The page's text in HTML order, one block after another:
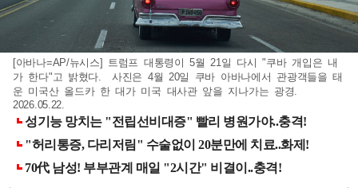
[아바나=AP/뉴시스] 트럼프 대통령이 5월 21일 다시 "쿠바 개입은 내
가 한다"고 밝혔다. 사진은 4월 20일 쿠바 아바나에서 관광객들을 태
운 미국산 올드카 한 대가 미국 대사관 앞을 지나가는 광경.
2026.05.22.